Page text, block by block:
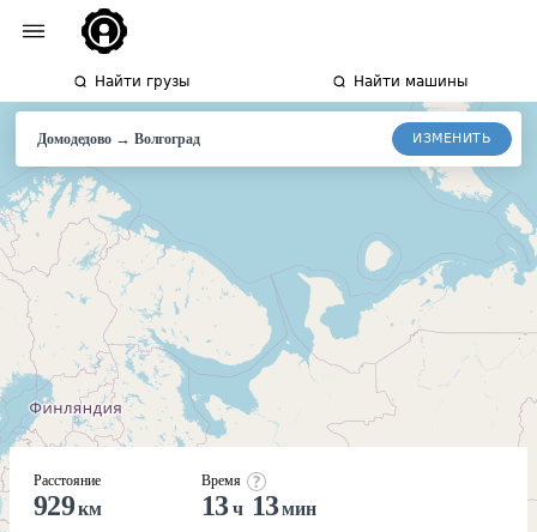
Найти грузы Найти машины
Домодедово → Волгоград ИЗМЕНИТЬ
Расстояние
929км
Время
13ч 13мин